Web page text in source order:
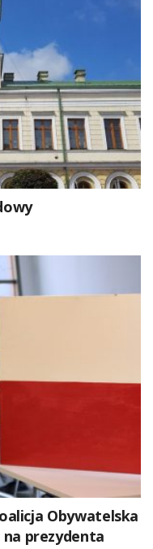
Obywatelska
prezydenta